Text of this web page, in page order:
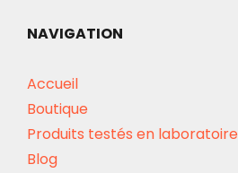
NAVIGATION
Accueil
Boutique
Produits testés en laboratoire
Blog